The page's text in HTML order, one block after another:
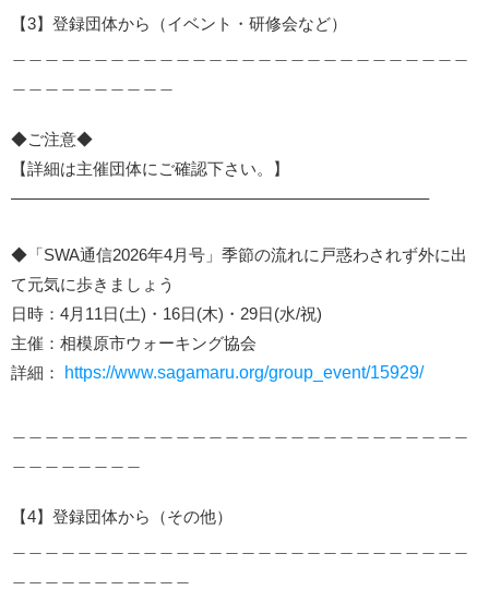
【3】登録団体から（イベント・研修会など）
◆ご注意◆
【詳細は主催団体にご確認下さい。】
—————————————————————————–
◆「SWA通信2026年4月号」季節の流れに戸惑わされず外に出
て元気に歩きましょう
日時：4月11日(土)・16日(木)・29日(水/祝)
主催：相模原市ウォーキング協会
詳細：
https://www.sagamaru.org/group_event/15929/
【4】登録団体から（その他）